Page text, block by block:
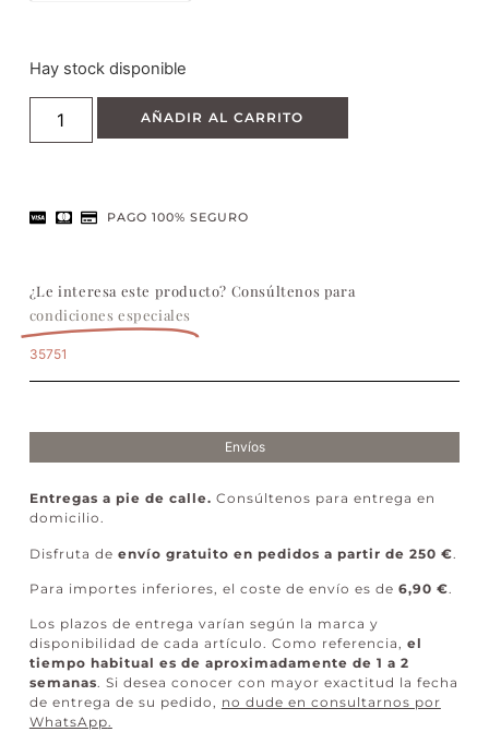
Hay stock disponible
AÑADIR AL CARRITO
PAGO 100% SEGURO
¿Le interesa este producto? Consúltenos para
condiciones especiales
35751
Envíos
Entregas a pie de calle. Consúltenos para entrega en
domicilio.
Disfruta de envío gratuito en pedidos a partir de 250 €
Para importes inferiores, el coste de envío es de 6,90 €.
Los plazos de entrega varían según la marca y
disponibilidad de cada artículo. Como referencia, el
tiempo habitual es de aproximadamente de 1 a 2
semanas. Si desea conocer con mayor exactitud la fecha
de entrega de su pedido, no dude en consultarnos por
WhatsApp.